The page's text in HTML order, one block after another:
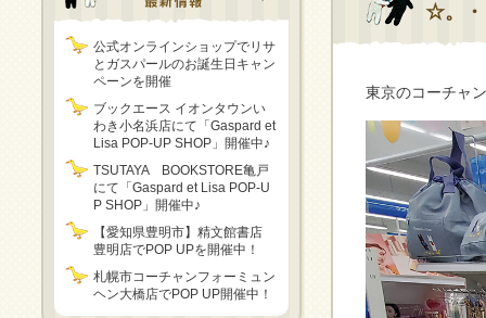
公式オンラインショップでリサ
とガスパールのお誕生日キャン
ペーンを開催
ブックエース イオンタウンい
わき小名浜店にて「Gaspard et
Lisa POP-UP SHOP」開催中♪
TSUTAYA BOOKSTORE亀戸
にて「Gaspard et Lisa POP-U
P SHOP」開催中♪
【愛知県豊明市】精文館書店
豊明店でPOP UPを開催中！
札幌市コーチャンフォーミュン
ヘン大橋店でPOP UP開催中！
☆。・
東京のコーチャ